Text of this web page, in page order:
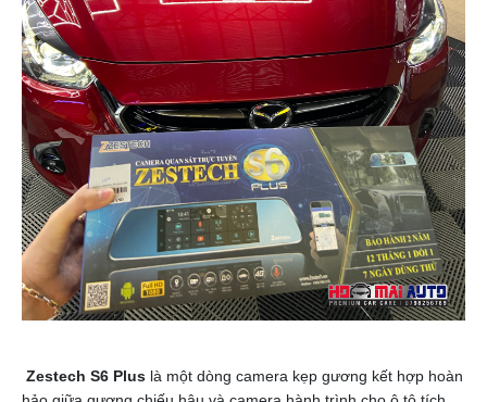
Zestech S6 Plus là một dòng camera kẹp gương kết hợp hoàn